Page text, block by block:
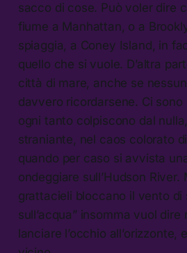
sacco di cose. Può voler dire
fiume a Manhattan, o a
spiaggia, a Coney Island, in
quello che si vuole. D’altra
città di mare, anche se
davvero ricordarsene. Ci
ogni tanto colpiscono dal
straniante, nel caos colorato
quando per caso si avvista
ondeggiare sull’Hudson River.
grattacieli bloccano il vento di
sull’acqua” insomma vuol dire
lanciare l’occhio all’orizzonte,